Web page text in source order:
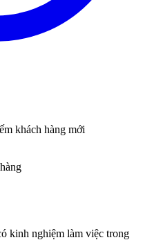
khách hàng mới
kinh nghiệm làm việc trong